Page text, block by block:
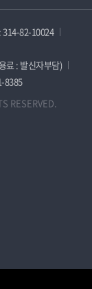
314-82-10024
료 : 발신자부담)
8385
RESERVED.